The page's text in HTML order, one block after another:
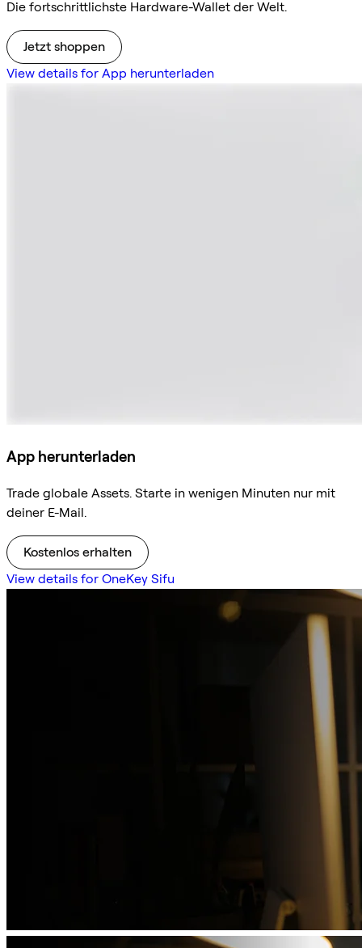
Die fortschrittlichste Hardware-Wallet der Welt.
Jetzt shoppen
View details for App herunterladen
App herunterladen
Trade globale Assets. Starte in wenigen Minuten nur mit
deiner E-Mail.
Kostenlos erhalten
View details for OneKey Sifu